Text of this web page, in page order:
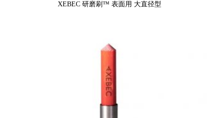
XEBEC 研磨刷™ 表面用 大直径型